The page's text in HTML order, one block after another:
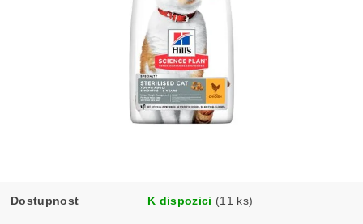
Dostupnost K dispozici (11 ks)